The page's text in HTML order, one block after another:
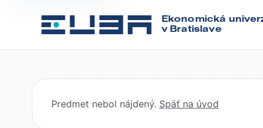
Ekonomická
v Bratislave
Predmet nebol nájdený. Späť na úvod